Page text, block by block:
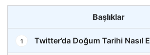
Başlıklar
1 Twitter’da Doğum Tarihi Nasıl